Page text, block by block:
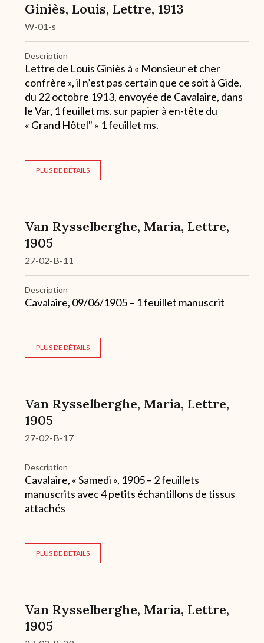
Giniès, Louis, Lettre, 1913
W-01-s
Description
Lettre de Louis Giniès à « Monsieur et cher
confrère », il n’est pas certain que ce soit à Gide,
du 22 octobre 1913, envoyée de Cavalaire, dans
le Var, 1 feuillet ms. sur papier à en-tête du
« Grand Hôtel" » 1 feuillet ms.
PLUS DE DÉTAILS
Van Rysselberghe, Maria, Lettre,
1905
27-02-B-11
Description
Cavalaire, 09/06/1905 – 1 feuillet manuscrit
PLUS DE DÉTAILS
Van Rysselberghe, Maria, Lettre,
1905
27-02-B-17
Description
Cavalaire, « Samedi », 1905 – 2 feuillets
manuscrits avec 4 petits échantillons de tissus
attachés
PLUS DE DÉTAILS
Van Rysselberghe, Maria, Lettre,
1905